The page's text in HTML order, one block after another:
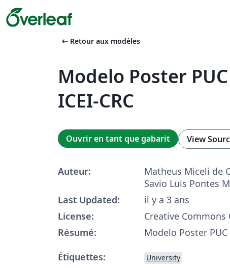
arrow_left_alt Retour aux modèles
Modelo Poster
ICEI-CRC
Ouvrir en tant que gabarit View
Auteur:
Matheus Miceli de
Savio Luis Pontes
Last Updated:
il y a 3 ans
License:
Creative Commons
Résumé:
Modelo Poster PUC
Étiquettes:
University